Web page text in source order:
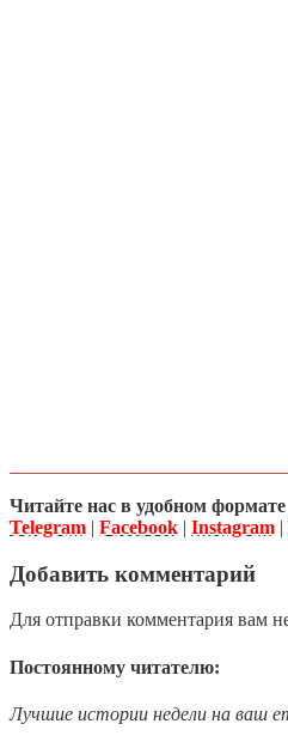
Читайте нас в удобном формате
Telegram | Facebook | Instagram |
Добавить комментарий
Для отправки комментария вам
Постоянному читателю:
Лучшие истории недели на ваш